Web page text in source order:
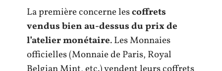
La première concerne lescoffrets
vendus bien au-dessus du prix de
l’atelier monétaire. Les Monnaies
officielles (Monnaie de Paris, Royal